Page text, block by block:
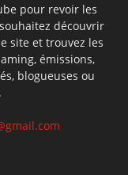
pour revoir les
découvrir
site et trouvez les
émissions,
blogueuses ou